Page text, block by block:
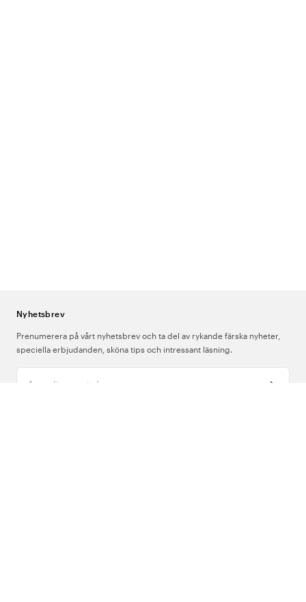
Nyhetsbrev
Prenumerera på vårt nyhetsbrev och ta del av rykande färska nyheter,
speciella erbjudanden, sköna tips och intressant läsning.